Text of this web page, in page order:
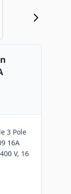
3 Pole
16A
V, 16